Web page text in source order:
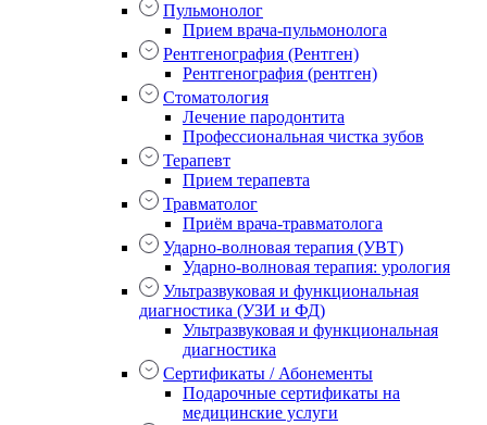
Пульмонолог
Прием врача-пульмонолога
Рентгенография (Рентген)
Рентгенография (рентген)
Стоматология
Лечение пародонтита
Профессиональная чистка зубов
Терапевт
Прием терапевта
Травматолог
Приём врача-травматолога
Ударно-волновая терапия (УВТ)
Ударно-волновая терапия: урология
Ультразвуковая и функциональная
диагностика (УЗИ и ФД)
Ультразвуковая и функциональная
диагностика
Сертификаты / Абонементы
Подарочные сертификаты на
медицинские услуги